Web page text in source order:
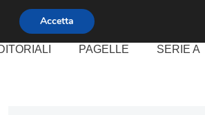
PAGELLE SERIE A
Accetta